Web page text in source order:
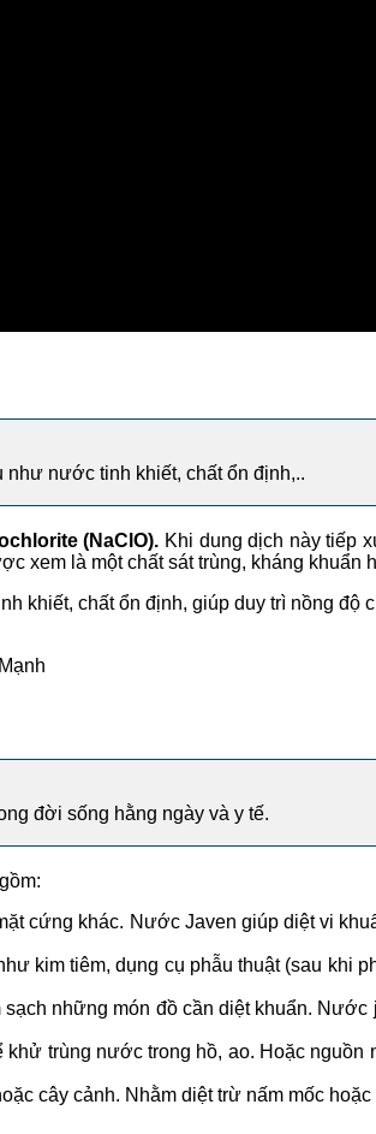
nước tinh khiết, chất ổn định,..
(NaClO). Khi dung dịch này tiếp
xem là một chất sát trùng, kháng khuẩn
khiết, chất ổn định, giúp duy trì nồng độ
đời sống hằng ngày và y tế.
cứng khác. Nước Javen giúp diệt vi
kim tiêm, dụng cụ phẫu thuật (sau khi
những món đồ cần diệt khuẩn. N ước
trùng nước trong hồ, ao. Hoặc nguồn
cây cảnh. Nhằm diệt trừ nấm mốc hoặc